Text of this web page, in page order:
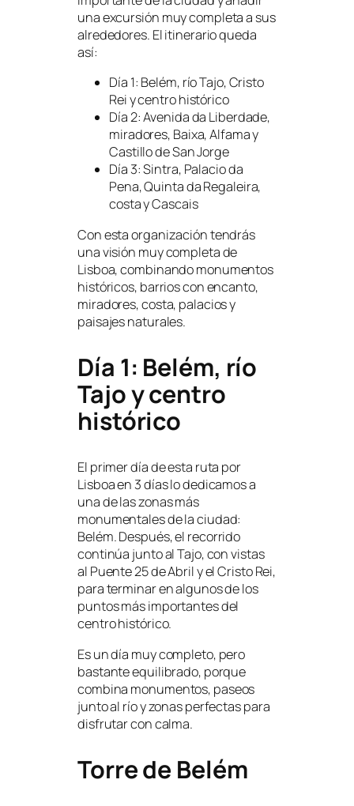
una excursión muy completa a sus
alrededores. El itinerario queda
así:
Día 1: Belém, río Tajo, Cristo
Rei y centro histórico
Día 2: Avenida da Liberdade,
miradores, Baixa, Alfama y
Castillo de San Jorge
Día 3: Sintra, Palacio da
Pena, Quinta da Regaleira,
costa y Cascais
Con esta organización tendrás
una visión muy completa de
Lisboa, combinando monumentos
históricos, barrios con encanto,
miradores, costa, palacios y
paisajes naturales.
Día 1: Belém, río
Tajo y centro
histórico
El primer día de esta ruta por
Lisboa en 3 días lo dedicamos a
una de las zonas más
monumentales de la ciudad:
Belém. Después, el recorrido
continúa junto al Tajo, con vistas
al Puente 25 de Abril y el Cristo Rei,
para terminar en algunos de los
puntos más importantes del
centro histórico.
Es un día muy completo, pero
bastante equilibrado, porque
combina monumentos, paseos
junto al río y zonas perfectas para
disfrutar con calma.
Torre de Belém